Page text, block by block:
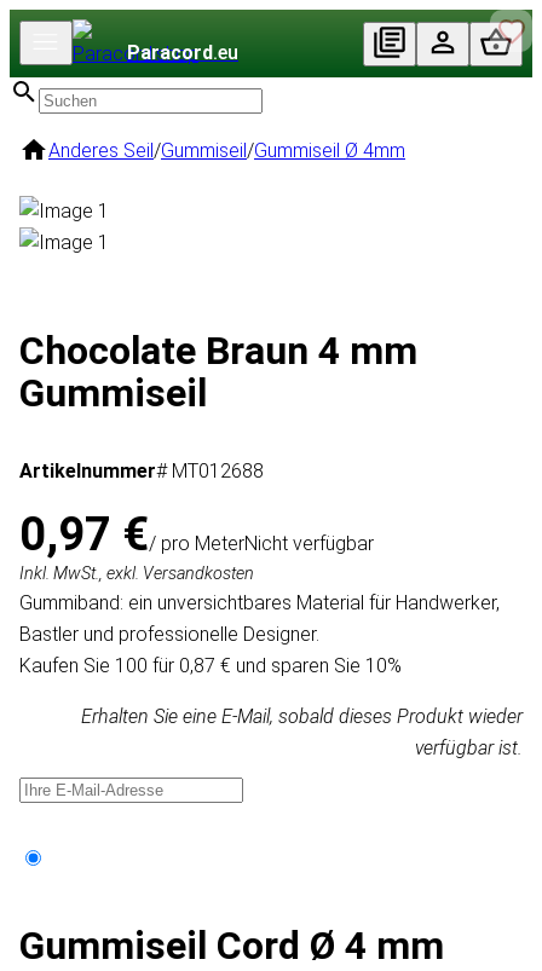
Paracord.eu
Anderes Seil/Gummiseil/Gummiseil Ø 4mm
Chocolate Braun 4 mm
Gummiseil
Artikelnummer# MT012688
0,97 €/ pro MeterNicht verfügbar
Inkl. MwSt., exkl. Versandkosten
Gummiband: ein unversichtbares Material für Handwerker,
Bastler und professionelle Designer.
Kaufen Sie 100 für 0,87 € und sparen Sie 10%
Erhalten Sie eine E-Mail, sobald dieses Produkt wieder
verfügbar ist.
Gummiseil Cord Ø 4 mm